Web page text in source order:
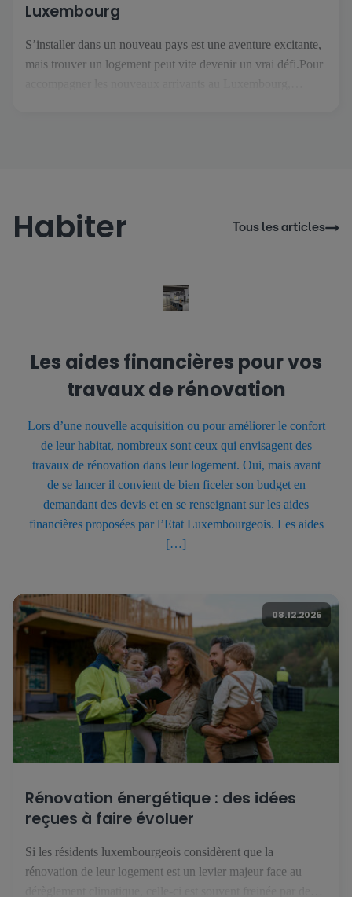
Luxembourg
S’installer dans un nouveau pays est une aventure excitante,
mais trouver un logement peut vite devenir un vrai défi.Pour
Habiter Tous les articles
Les aides financières pour vos
travaux de rénovation
Lors d’une nouvelle acquisition ou pour améliorer le confort
de leur habitat, nombreux sont ceux qui envisagent des
travaux de rénovation dans leur logement. Oui, mais avant
de se lancer il convient de bien ficeler son budget en
demandant des devis et en se renseignant sur les aides
financières proposées par l’Etat Luxembourgeois. Les aides
[…]
08.12.2025
Rénovation énergétique : des idées
reçues à faire évoluer
Si les résidents luxembourgeois considèrent que la
rénovation de leur logement est un levier majeur face au